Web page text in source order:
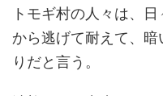
トモギ村の人々は、
から逃げて耐えて、
りだと言う。